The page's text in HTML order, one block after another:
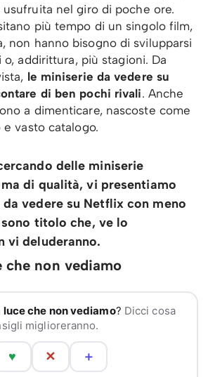
usufruita nel giro di poche ore.
più tempo di un singolo film,
non hanno bisogno di svilupparsi
addirittura, più stagioni. Da
le miniserie da vedere su
di ben pochi rivali. Anche
a dimenticare, nascoste come
vasto catalogo.
delle miniserie
di qualità, vi presentiamo
vedere su Netflix con meno
titolo che, ve lo
vi deluderanno.
che non vediamo
luce che non vediamo? Dicci cosa
miglioreranno.
♥ ✕ ＋